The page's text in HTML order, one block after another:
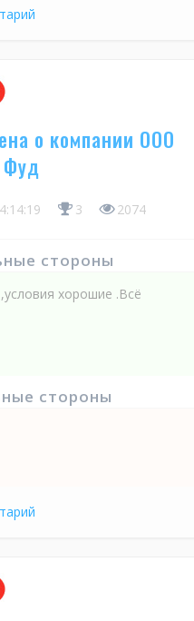
о компании ООО
3 2074
стороны
хорошие .Всё
стороны